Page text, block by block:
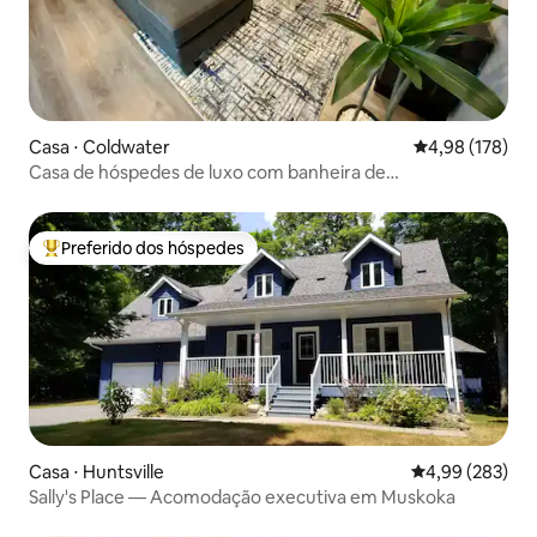
Casa ⋅ Coldwater 4,98 de uma
4,98 (178)
Casa de hóspedes de luxo com banheira de
Entre os melhores preferidos dos hóspedes
Preferido dos hóspedes
Casa ⋅ Huntsville 4,99 de uma
4,99 (283)
Sally's Place — Acomodação executiva em Muskoka